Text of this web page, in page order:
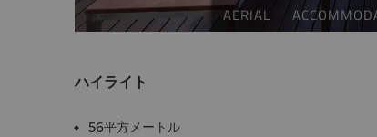
ハイライト
56平方メートル